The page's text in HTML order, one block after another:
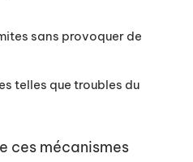
sans provoquer de
telles que troubles du
ces mécanismes